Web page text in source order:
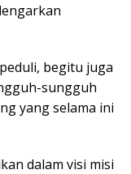
begitu juga
sungguh
yang selama ini
dalam visi misi